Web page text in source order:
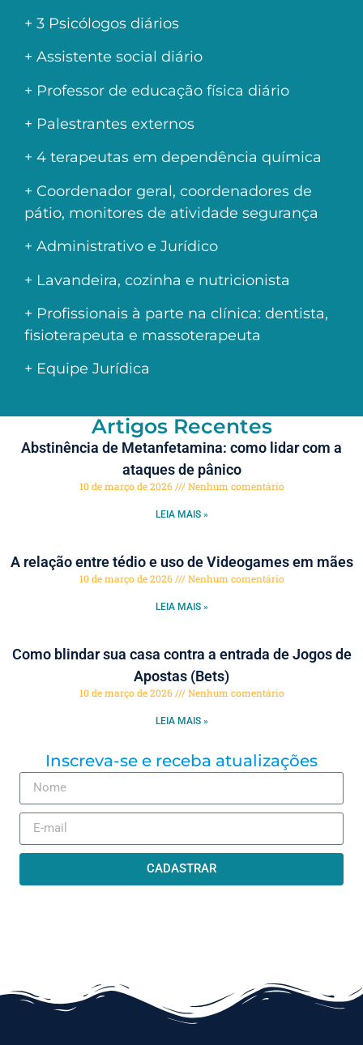
+ 3 Psicólogos diários
+ Assistente social diário
+ Professor de educação física diário
+ Palestrantes externos
+ 4 terapeutas em dependência química
+ Coordenador geral, coordenadores de
pátio, monitores de atividade segurança
+ Administrativo e Jurídico
+ Lavandeira, cozinha e nutricionista
+ Profissionais à parte na clínica: dentista,
fisioterapeuta e massoterapeuta
+ Equipe Jurídica
Artigos Recentes
Abstinência de Metanfetamina: como lidar com a
ataques de pânico
10 de março de 2026 Nenhum comentário
LEIA MAIS »
A relação entre tédio e uso de Videogames em mães
10 de março de 2026 Nenhum comentário
LEIA MAIS »
Como blindar sua casa contra a entrada de Jogos de
Apostas (Bets)
10 de março de 2026 Nenhum comentário
LEIA MAIS »
Inscreva-se e receba atualizações
CADASTRAR